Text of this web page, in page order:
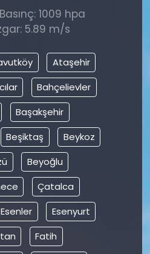
1009 hpa
5.89 m/s
Ataşehir
Bahçelievler
Başakşehir
Beşiktaş
Beykoz
Beyoğlu
Çatalca
Esenler
Esenyurt
Fatih